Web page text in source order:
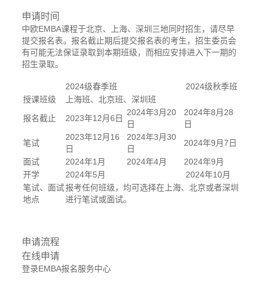
申请时间
中欧EMBA课程于北京、上海、深圳三地同时招生，请尽早
提交报名表。报名截止期后提交报名表的考生，招生委员会
有可能无法保证录取到本期班级，而相应安排进入下一期的
招生录取。
2024级春季班
2024级秋季班
授课班级
上海班、北京班、深圳班
报名截止
2023年12月6日
2024年3月20
日
2024年8月28
日
笔试
2023年12月16
日
2024年3月30
日
2024年9月7日
面试
2024年1月 2024年4月
2024年9月
开学
2024年5月
2024年10月
笔试、面试
地点
报考任何班级，均可选择在上海、北京或者深圳
进行笔试或面试。
申请流程
在线申请
登录EMBA报名服务中心